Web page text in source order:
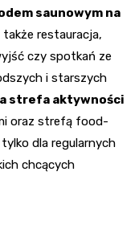
saunowym na
restauracja,
czy spotkań ze
i starszych
strefa aktywności
oraz strefą food-
dla regularnych
chcących